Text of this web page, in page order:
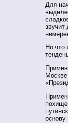
Для
звучит
Но что
основу